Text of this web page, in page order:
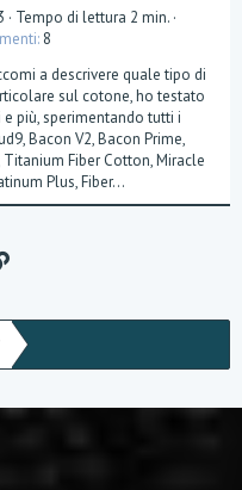
Tempo di lettura 2 min.
8
a descrivere quale tipo di
sul cotone, ho testato
più, sperimentando tutti i
Bacon V2, Bacon Prime,
Fiber Cotton, Miracle
Plus, Fiber...